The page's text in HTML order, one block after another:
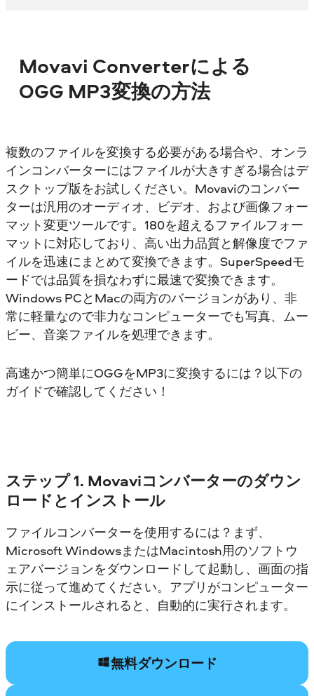
Movavi Converterによる
OGG MP3変換の方法
複数のファイルを変換する必要がある場合や、オンラ
インコンバーターにはファイルが大きすぎる場合はデ
スクトップ版をお試しください。Movaviのコンバー
ターは汎用のオーディオ、ビデオ、および画像フォー
マット変更ツールです。180を超えるファイルフォー
マットに対応しており、高い出力品質と解像度でファ
イルを迅速にまとめて変換できます。SuperSpeedモ
ードでは品質を損なわずに最速で変換できます。
Windows PCとMacの両方のバージョンがあり、非
常に軽量なので非力なコンピューターでも写真、ムー
ビー、音楽ファイルを処理できます。
高速かつ簡単にOGGをMP3に変換するには？以下の
ガイドで確認してください！
ステップ 1. Movaviコンバーターのダウン
ロードとインストール
ファイルコンバーターを使用するには？まず、
Microsoft WindowsまたはMacintosh用のソフトウ
ェアバージョンをダウンロードして起動し、画面の指
示に従って進めてください。アプリがコンピューター
にインストールされると、自動的に実行されます。
無料ダウンロード